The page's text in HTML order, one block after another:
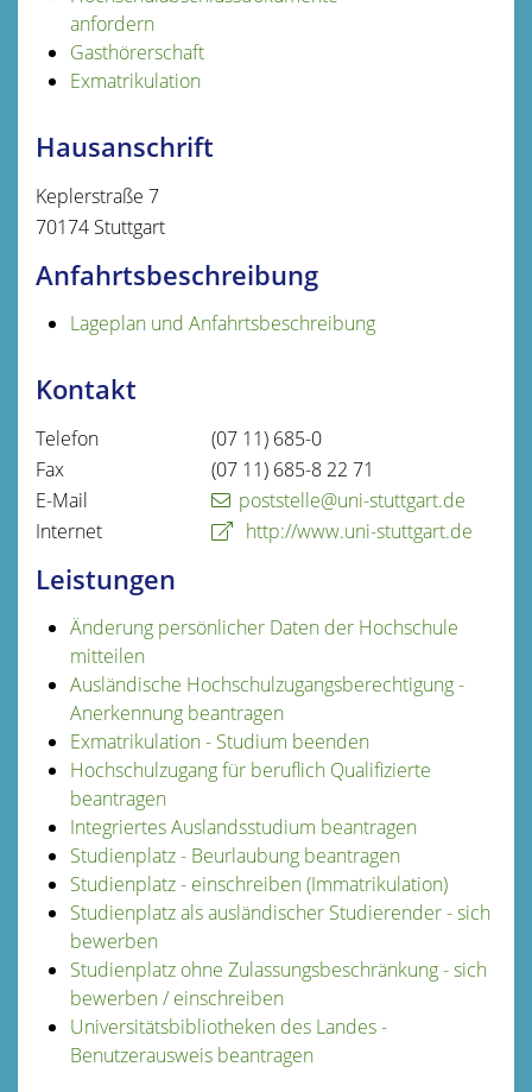
anfordern
Gasthörerschaft
Exmatrikulation
Hausanschrift
Keplerstraße 7
70174 Stuttgart
Anfahrtsbeschreibung
Lageplan und Anfahrtsbeschreibung
Kontakt
Telefon (07 11) 685-0
Fax
(07 11) 685-8 22 71
E-Mail
poststelle@uni-stuttgart.de
Internet
http://www.uni-stuttgart.de
Leistungen
Änderung persönlicher Daten der Hochschule
mitteilen
Ausländische Hochschulzugangsberechtigung -
Anerkennung beantragen
Exmatrikulation - Studium beenden
Hochschulzugang für beruflich Qualifizierte
beantragen
Integriertes Auslandsstudium beantragen
Studienplatz - Beurlaubung beantragen
Studienplatz - einschreiben (Immatrikulation)
Studienplatz als ausländischer Studierender - sich
bewerben
Studienplatz ohne Zulassungsbeschränkung - sich
bewerben / einschreiben
Universitätsbibliotheken des Landes -
Benutzerausweis beantragen